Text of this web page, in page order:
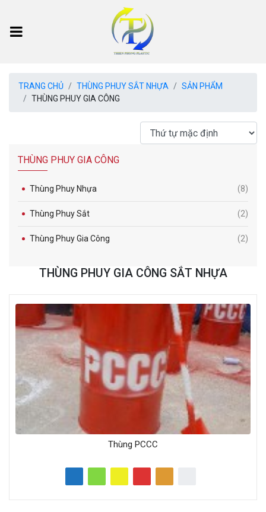
TRANG CHỦ THÙNG PHUY SẮT NHỰA
SẢN PHẨM
THÙNG PHUY GIA CÔNG
THÙNG PHUY GIA CÔNG
Thùng Phuy Nhựa (8)
Thùng Phuy Sắt (2)
Thùng Phuy Gia Công (2)
THÙNG PHUY GIA CÔNG SẮT NHỰA
Thùng PCCC